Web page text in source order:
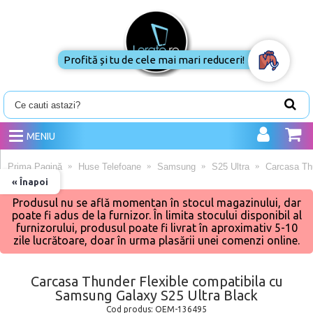
MENIU
« Înapoi
Prima Pagină Huse Telefoane Samsung S25 Ultra Carcasa
Produsul nu se află momentan în stocul magazinului, dar
poate fi adus de la furnizor. În limita stocului disponibil al
furnizorului, produsul poate fi livrat în aproximativ 5-10
zile lucrătoare, doar în urma plasării unei comenzi online.
Carcasa Thunder Flexible compatibila cu
Samsung Galaxy S25 Ultra Black
Cod produs: OEM-136495
Profită și tu de cele mai mari reduceri!